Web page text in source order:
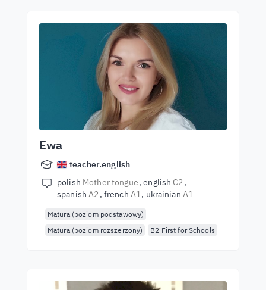
Ewa
teacher.english
polish Mother tongue english C2
spanishA2 french A1 ukrainian A1
Matura (poziom podstawowy)
Matura (poziom rozszerzony)
B2 First for Schools